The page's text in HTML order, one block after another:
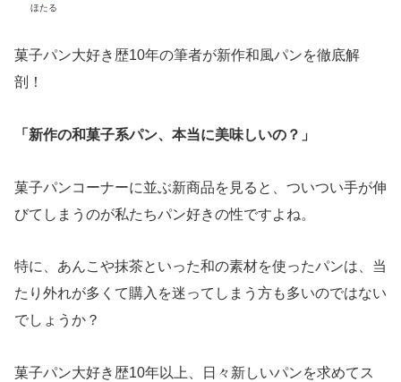
ほたる
菓子パン大好き歴10年の筆者が新作和風パンを徹底解
剖！
「新作の和菓子系パン、本当に美味しいの？」
菓子パンコーナーに並ぶ新商品を見ると、ついつい手が伸
びてしまうのが私たちパン好きの性ですよね。
特に、あんこや抹茶といった和の素材を使ったパンは、当
たり外れが多くて購入を迷ってしまう方も多いのではない
でしょうか？
菓子パン大好き歴10年以上、日々新しいパンを求めてス